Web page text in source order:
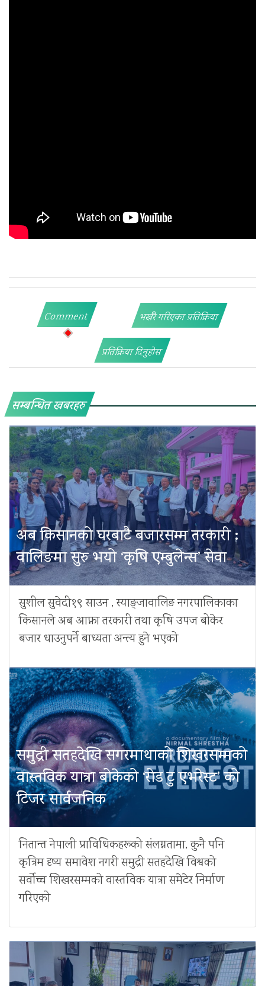
Comment भर्खरै गरिएका प्रतिक्रिया
प्रतिक्रिया दिनुहोस
सम्बन्धित खबरहरु
अब किसानको घरबाटै बजारसम्म तरकारी :
वालिङमा सुरु भयो ‘कृषि एम्बुलेन्स’ सेवा
सुशील सुवेदी१९ साउन , स्याङ्जावालिङ नगरपालिकाका
किसानले अब आफ्ना तरकारी तथा कृषि उपज बोकेर
बजार धाउनुपर्ने बाध्यता अन्त्य हुने भएको
समुद्री सतहदेखि सगरमाथाको शिखरसम्मको
वास्तविक यात्रा बोकेको ‘रोड टु एभरेस्ट’ को
टिजर सार्वजनिक
नितान्त नेपाली प्राविधिकहरूको संलग्नतामा, कुनै पनि
कृत्रिम दृष्य समावेश नगरी समुद्री सतहदेखि विश्वको
सर्वोच्च शिखरसम्मको वास्तविक यात्रा समेटेर निर्माण
गरिएको